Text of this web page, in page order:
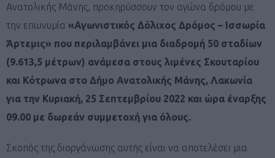
Ανατολικής Μάνης, προκηρύσσουν τον αγώνα δρόμου με
την επωνυμία «Αγωνιστικός Δόλιχος Δρόμος – Ισσωρία
Άρτεμις» που περιλαμβάνει μια διαδρομή 50 σταδίων
(9.613,5 μέτρων) ανάμεσα στους λιμένες Σκουταρίου
και Κότρωνα στο Δήμο Ανατολικής Μάνης, Λακωνία
για την Κυριακή, 25 Σεπτεμβρίου 2022 και ώρα έναρξης
09.00 με δωρεάν συμμετοχή για όλους.
Σκοπός της διοργάνωσης αυτής είναι να αποτελέσει μια